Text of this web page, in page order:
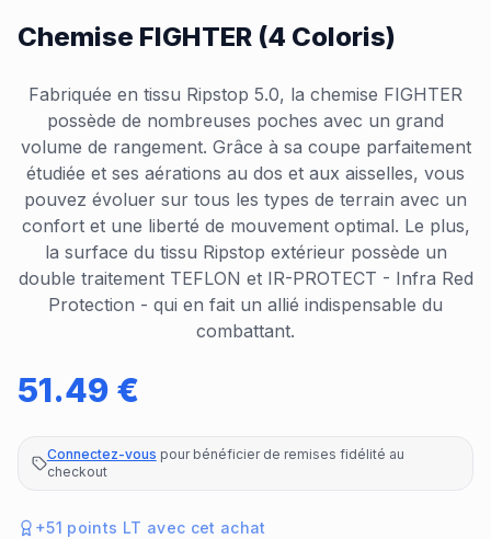
Chemise FIGHTER (4 Coloris)
Fabriquée en tissu Ripstop 5.0, la chemise FIGHTER
possède de nombreuses poches avec un grand
volume de rangement. Grâce à sa coupe parfaitement
étudiée et ses aérations au dos et aux aisselles, vous
pouvez évoluer sur tous les types de terrain avec un
confort et une liberté de mouvement optimal. Le plus,
la surface du tissu Ripstop extérieur possède un
double traitement TEFLON et IR-PROTECT - Infra Red
Protection - qui en fait un allié indispensable du
combattant.
51.49 €
Connectez-vous pour bénéficier de remises fidélité au
checkout
+51 points LT avec cet achat